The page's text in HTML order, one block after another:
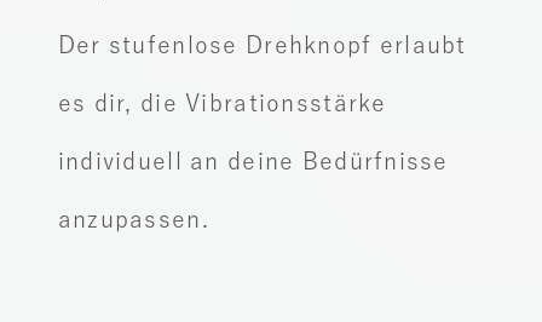
Der stufenlose Drehknopf erlaubt
es dir, die Vibrationsstärke
individuell an deine Bedürfnisse
anzupassen.